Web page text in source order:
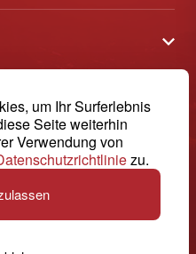
um Ihr Surferlebnis
Seite weiterhin
Verwendung von
zu.
Gare 2 - CP 144 - 1964
Deutsch (Schweiz)